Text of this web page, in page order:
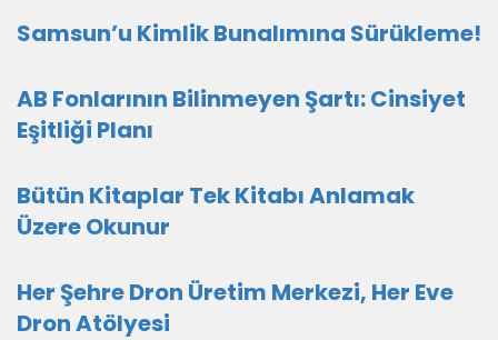
Samsun’u Kimlik Bunalımına Sürükleme!
AB Fonlarının Bilinmeyen Şartı: Cinsiyet
Eşitliği Planı
Bütün Kitaplar Tek Kitabı Anlamak
Üzere Okunur
Her Şehre Dron Üretim Merkezi, Her Eve
Dron Atölyesi